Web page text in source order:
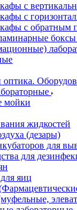
с
с
с обратным
боксы
мойки
жидкостей
(дезары)
для
для
яиц